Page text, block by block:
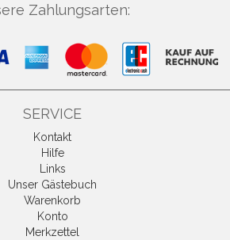
Zahlungsarten:
SERVICE
Kontakt
Hilfe
Links
Unser Gästebuch
Warenkorb
Konto
Merkzettel